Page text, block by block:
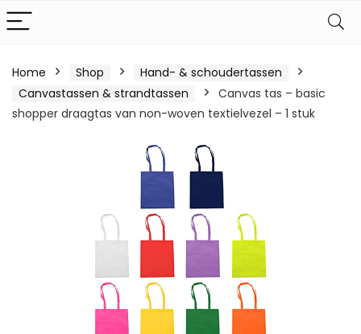
Home Shop
Hand- & schoudertassen
Canvastassen & strandtassen
Canvas tas – basic
shopper draagtas van non-woven textielvezel – 1 stuk